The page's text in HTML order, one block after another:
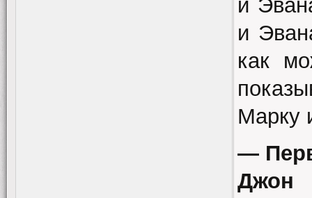
и
и
как
Марку
—
Джон